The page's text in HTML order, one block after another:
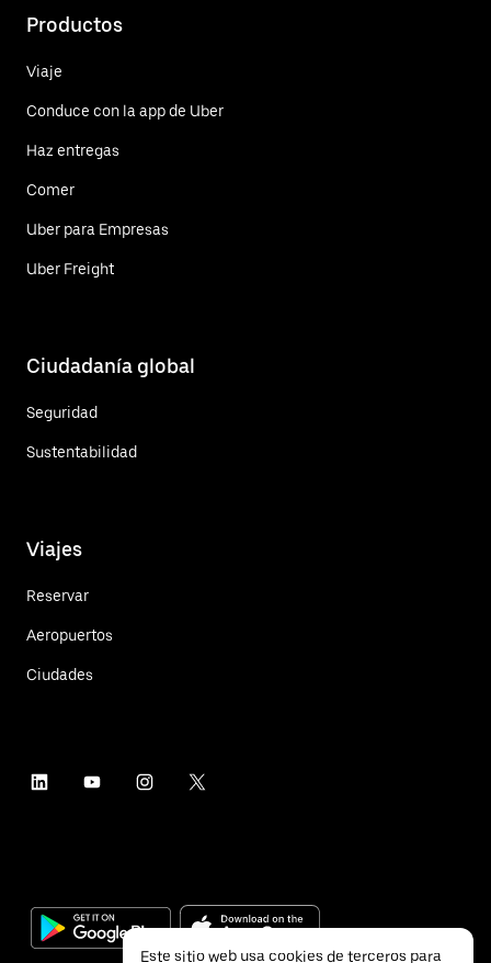
Productos
Viaje
Conduce con la app de Uber
Haz entregas
Comer
Uber para Empresas
Uber Freight
Ciudadanía global
Seguridad
Sustentabilidad
Viajes
Reservar
Aeropuertos
Ciudades
Este sitio web usa cookies de terceros para